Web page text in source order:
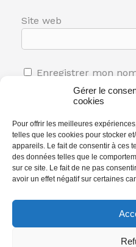
Gérer le
cookies
Pour offrir les meilleures
telles que les cookies pour stocker
appareils. Le fait de consentir à ces
des données telles que le
sur ce site. Le fait de ne pas
avoir un effet négatif sur certaines
Site web
Enregistrer mon
dans le navigateur
commentaire.